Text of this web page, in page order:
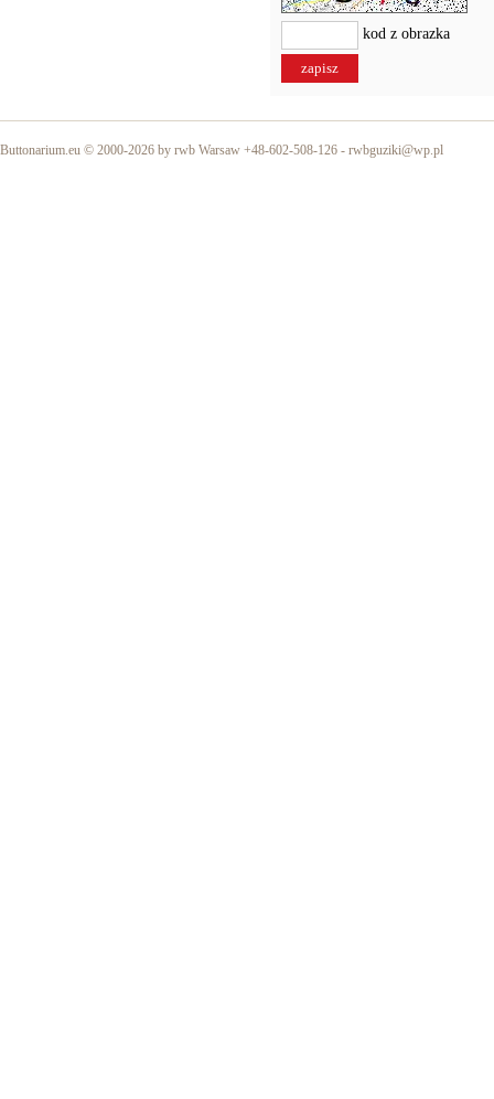
kod z obrazka
Buttonarium.eu © 2000-2026 by rwb Warsaw +48-602-508-126 - rwbguziki@wp.pl